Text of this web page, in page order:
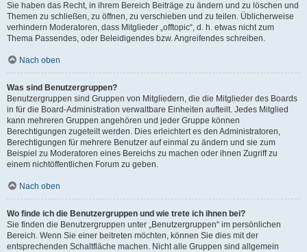
Sie haben das Recht, in ihrem Bereich Beiträge zu ändern und zu löschen und
Themen zu schließen, zu öffnen, zu verschieben und zu teilen. Üblicherweise
verhindern Moderatoren, dass Mitglieder „offtopic“, d. h. etwas nicht zum
Thema Passendes, oder Beleidigendes bzw. Angreifendes schreiben.
Nach oben
Was sind Benutzergruppen?
Benutzergruppen sind Gruppen von Mitgliedern, die die Mitglieder des Boards
in für die Board-Administration verwaltbare Einheiten aufteilt. Jedes Mitglied
kann mehreren Gruppen angehören und jeder Gruppe können
Berechtigungen zugeteilt werden. Dies erleichtert es den Administratoren,
Berechtigungen für mehrere Benutzer auf einmal zu ändern und sie zum
Beispiel zu Moderatoren eines Bereichs zu machen oder ihnen Zugriff zu
einem nichtöffentlichen Forum zu geben.
Nach oben
Wo finde ich die Benutzergruppen und wie trete ich ihnen bei?
Sie finden die Benutzergruppen unter „Benutzergruppen“ im persönlichen
Bereich. Wenn Sie einer beitreten möchten, können Sie dies mit der
entsprechenden Schaltfläche machen. Nicht alle Gruppen sind allgemein